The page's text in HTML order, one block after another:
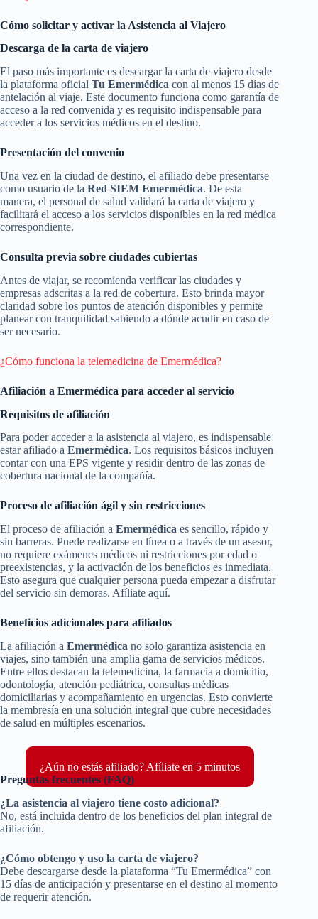
Cómo solicitar y activar la Asistencia al Viajero
Descarga de la carta de viajero
El paso más importante es descargar la carta de viajero desde
la plataforma oficial Tu Emermédica con al menos 15 días de
antelación al viaje. Este documento funciona como garantía de
acceso a la red convenida y es requisito indispensable para
acceder a los servicios médicos en el destino.
Presentación del convenio
Una vez en la ciudad de destino, el afiliado debe presentarse
como usuario de la Red SIEM Emermédica. De esta
manera, el personal de salud validará la carta de viajero y
facilitará el acceso a los servicios disponibles en la red médica
correspondiente.
Consulta previa sobre ciudades cubiertas
Antes de viajar, se recomienda verificar las ciudades y
empresas adscritas a la red de cobertura. Esto brinda mayor
claridad sobre los puntos de atención disponibles y permite
planear con tranquilidad sabiendo a dónde acudir en caso de
ser necesario.
¿Cómo funciona la telemedicina de Emermédica?
Afiliación a Emermédica para acceder al servicio
Requisitos de afiliación
Para poder acceder a la asistencia al viajero, es indispensable
estar afiliado a Emermédica. Los requisitos básicos incluyen
contar con una EPS vigente y residir dentro de las zonas de
cobertura nacional de la compañía.
Proceso de afiliación ágil y sin restricciones
El proceso de afiliación a Emermédica es sencillo, rápido y
sin barreras. Puede realizarse en línea o a través de un asesor,
no requiere exámenes médicos ni restricciones por edad o
preexistencias, y la activación de los beneficios es inmediata.
Esto asegura que cualquier persona pueda empezar a disfrutar
del servicio sin demoras. Afíliate aquí.
Beneficios adicionales para afiliados
La afiliación a Emermédica no solo garantiza asistencia en
viajes, sino también una amplia gama de servicios médicos.
Entre ellos destacan la telemedicina, la farmacia a domicilio,
odontología, atención pediátrica, consultas médicas
domiciliarias y acompañamiento en urgencias. Esto convierte
la membresía en una solución integral que cubre necesidades
de salud en múltiples escenarios.
¿Aún no estás afiliado? Afíliate en 5 minutos
Preguntas frecuentes (FAQ)
¿La asistencia al viajero tiene costo adicional?
No, está incluida dentro de los beneficios del plan integral de
afiliación.
¿Cómo obtengo y uso la carta de viajero?
Debe descargarse desde la plataforma “Tu Emermédica” con
15 días de anticipación y presentarse en el destino al momento
de requerir atención.